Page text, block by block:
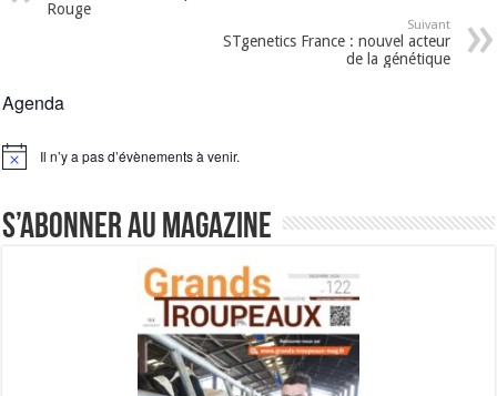
Rouge
Suivant
STgenetics France : nouvel acteur
de la génétique
Agenda
Notice Il n’y a pas d’évènements à venir.
S’abonner au magazine